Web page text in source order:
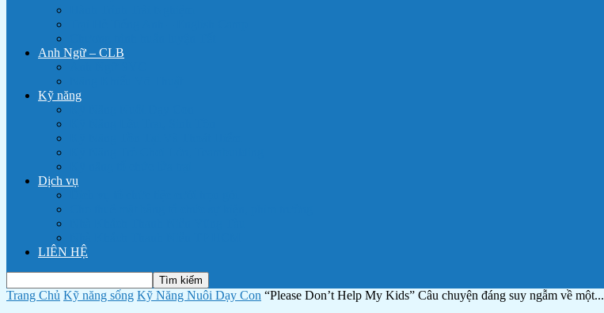
Anh Ngữ – CLB
Kỹ năng
Dịch vụ
LIÊN HỆ
Trang Chủ Kỹ năng sống Kỹ Năng Nuôi Dạy Con “Please Don’t Help My Kids” Câu chuyện đáng suy ngẫm về một...